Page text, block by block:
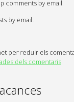
comments by email.
by email.
per reduir els
dels comentaris.